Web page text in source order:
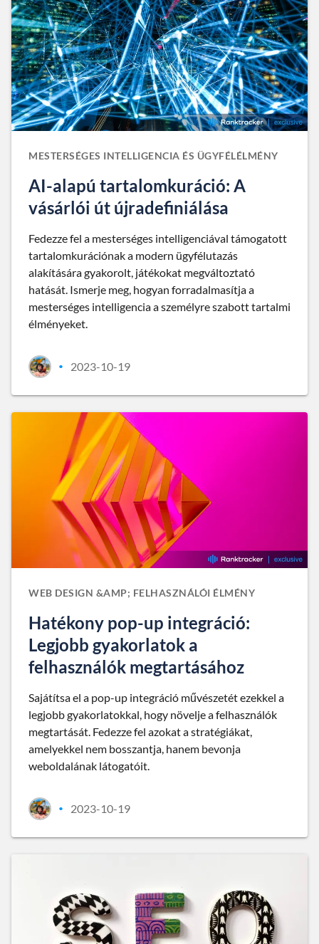
MESTERSÉGES INTELLIGENCIA ÉS ÜGYFÉLÉLMÉNY
AI-alapú tartalomkuráció: A
vásárlói út újradefiniálása
Fedezze fel a mesterséges intelligenciával támogatott
tartalomkurációnak a modern ügyfélutazás
alakítására gyakorolt, játékokat megváltoztató
hatását. Ismerje meg, hogyan forradalmasítja a
mesterséges intelligencia a személyre szabott tartalmi
élményeket.
• 2023-10-19
WEB DESIGN &AMP; FELHASZNÁLÓI ÉLMÉNY
Hatékony pop-up integráció:
Legjobb gyakorlatok a
felhasználók megtartásához
Sajátítsa el a pop-up integráció művészetét ezekkel a
legjobb gyakorlatokkal, hogy növelje a felhasználók
megtartását. Fedezze fel azokat a stratégiákat,
amelyekkel nem bosszantja, hanem bevonja
weboldalának látogatóit.
• 2023-10-19